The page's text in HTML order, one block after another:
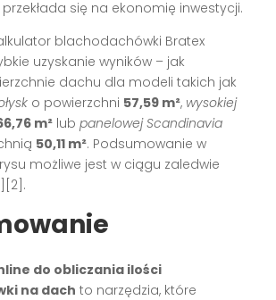
się na ekonomię inwestycji.
blachodachówki Bratex
uzyskanie wyników – jak
dachu dla modeli takich jak
o powierzchni 57,59 m², wysokiej
m² lubpanelowej Scandinavia
50,11 m². Podsumowanie w
możliwe jest w ciągu zaledwie
do obliczania ilości
na dach to narzędzia, które